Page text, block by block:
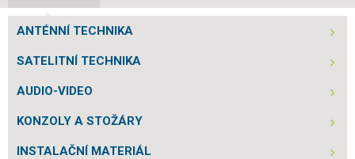
ANTÉNNÍ TECHNIKA
SATELITNÍ TECHNIKA
AUDIO-VIDEO
KONZOLY A STOŽÁRY
INSTALAČNÍ MATERIÁL